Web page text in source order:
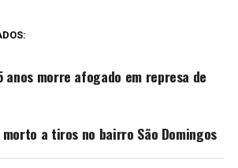
anos morre afogado em represa de
morto a tiros no bairro São Domingos